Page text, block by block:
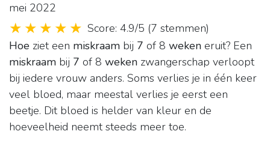
mei 2022
Score: 4.9/5 (7 stemmen)
Hoe ziet een miskraam bij 7 of 8 weken eruit? Een
miskraam bij 7 of 8 weken zwangerschap verloopt
bij iedere vrouw anders. Soms verlies je in één keer
veel bloed, maar meestal verlies je eerst een
beetje. Dit bloed is helder van kleur en de
hoeveelheid neemt steeds meer toe.